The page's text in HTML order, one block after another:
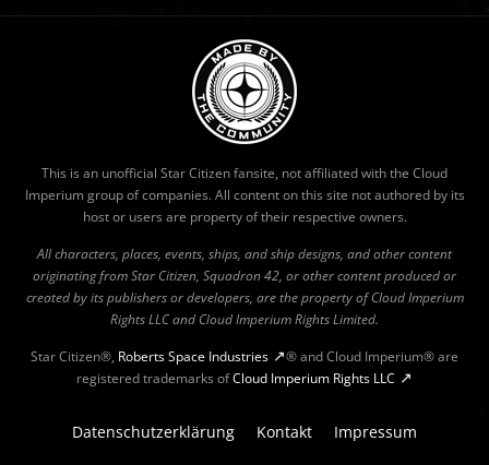
This is an unofficial Star Citizen fansite, not affiliated with the Cloud
Imperium group of companies. All content on this site not authored by its
host or users are property of their respective owners.
All characters, places, events, ships, and ship designs, and other content
originating from Star Citizen, Squadron 42, or other content produced or
created by its publishers or developers, are the property of Cloud Imperium
Rights LLC and Cloud Imperium Rights Limited.
Star Citizen®, Roberts Space Industries
® and Cloud Imperium® are
registered trademarks ofCloud Imperium Rights LLC
Datenschutzerklärung Kontakt Impressum